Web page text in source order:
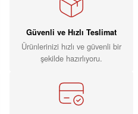
Güvenli ve Hızlı Teslimat
Ürünlerinizi hızlı ve güvenli bir
şekilde hazırlıyoru.